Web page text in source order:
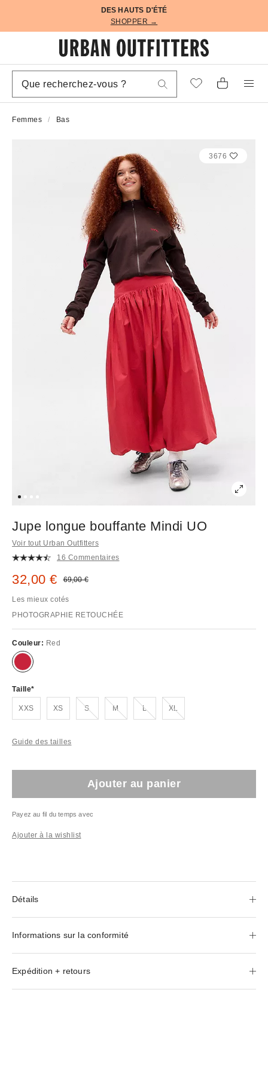
DES HAUTS D'ÉTÉ
SHOPPER →
Femmes Bas
3676
Jupe longue bouffante Mindi UO
Voir tout Urban Outfitters
16 Commentaires
Prix remisé :
32,00 € Prix d'origine :
69,00 €
Les mieux cotés
PHOTOGRAPHIE RETOUCHÉE
Couleur: Red
Taille
XXS XS S
En rupture de stock ! M
En rupture de stock ! L
En rupture de stock ! XL
En rupture de stock !
Guide des tailles
Ajouter au panier
Payez au fil du temps avec
Ajouter à la wishlist
Détails
Informations sur la conformité
Expédition + retours